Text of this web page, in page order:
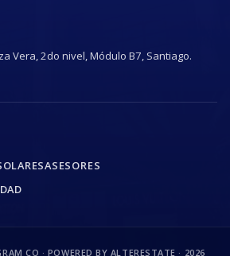
Vera, 2do nivel, Módulo B7, Santiago.
ASESORES
CO · POWERED BY ALTERESTATE · 2026